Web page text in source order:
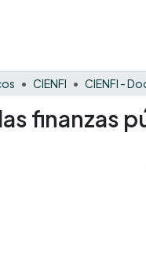
CIENFI
finanzas